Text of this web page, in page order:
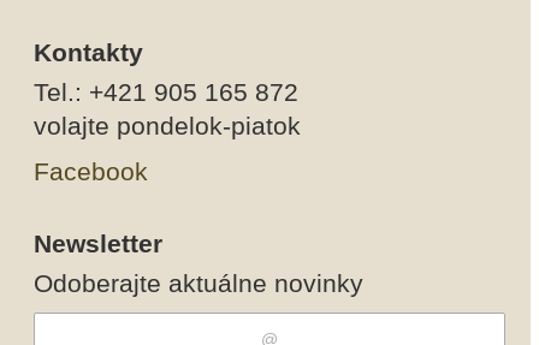
Kontakty
Tel.: +421 905 165 872
volajte pondelok-piatok
Facebook
Newsletter
Odoberajte aktuálne novinky